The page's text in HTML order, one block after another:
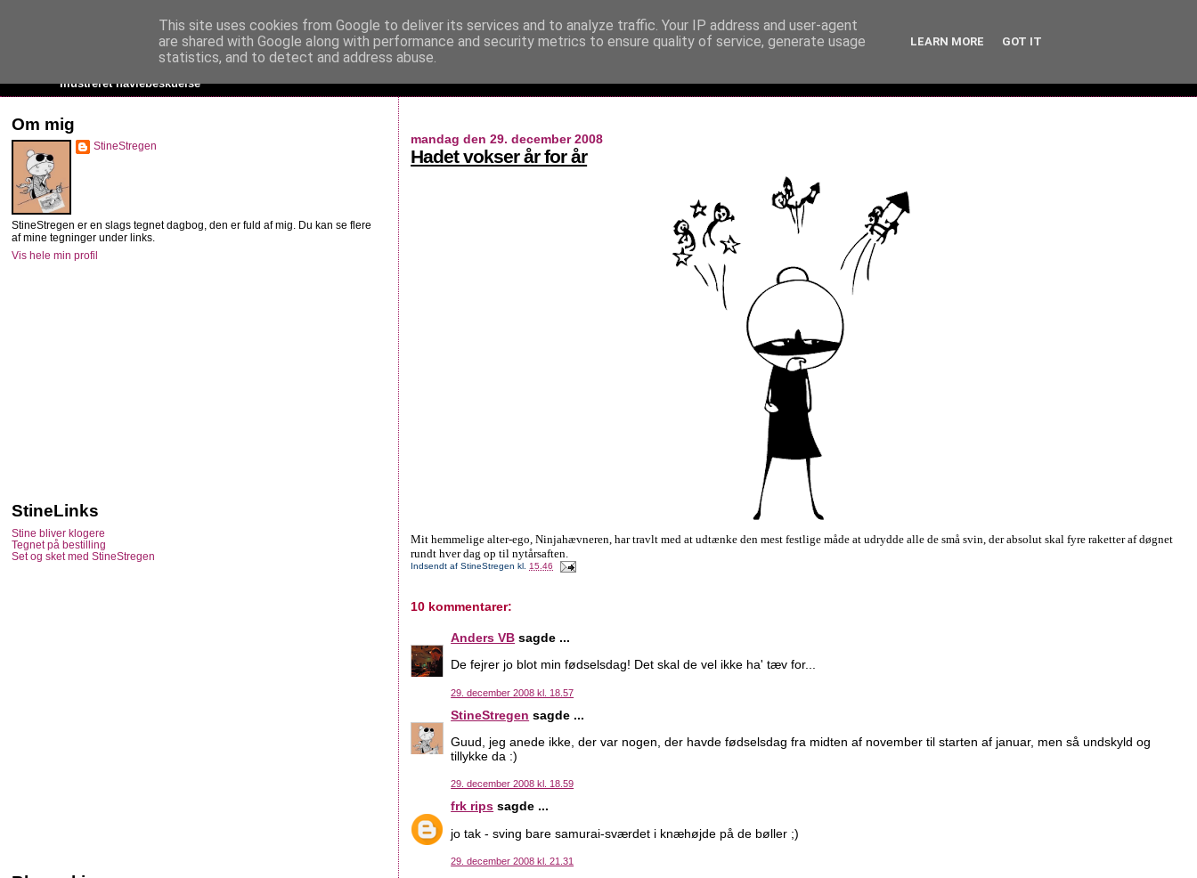
StineStregen
Illustreret navlebeskuelse
mandag den 29. december 2008
Hadet vokser år for år
Mit hemmelige alter-ego, Ninjahævneren, har travlt med at udtænke den mest festlige måde at udrydde alle de små svin, der absolut skal fyre raketter af døgnet
rundt hver dag op til nytårsaften.
Indsendt afStineStregen kl.15.46
10 kommentarer:
Anders VB sagde ...
De fejrer jo blot min fødselsdag! Det skal de vel ikke ha' tæv for...
29. december 2008 kl. 18.57
StineStregen sagde ...
Guud, jeg anede ikke, der var nogen, der havde fødselsdag fra midten af november til starten af januar, men så undskyld og
tillykke da :)
29. december 2008 kl. 18.59
frk rips sagde ...
jo tak - sving bare samurai-sværdet i knæhøjde på de bøller ;)
29. december 2008 kl. 21.31
Om mig
StineStregen
StineStregen er en slags tegnet dagbog, den er fuld af mig. Du kan se flere
af mine tegninger under links.
Vis hele min profil
StineLinks
Stine bliver klogere
Tegnet på bestilling
Set og sket med StineStregen
This site uses cookies from Google to deliver its services and to analyze traffic. Your IP address and user-agent
are shared with Google along with performance and security metrics to ensure quality of service, generate usage
statistics, and to detect and address abuse.
LEARN MORE GOT IT